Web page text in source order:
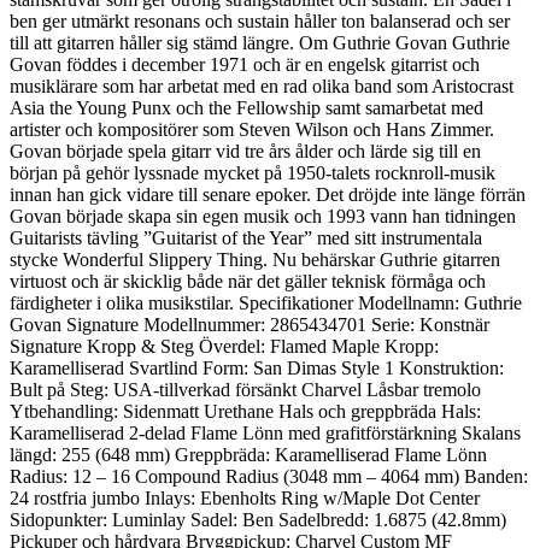
ben ger utmärkt resonans och sustain håller ton balanserad och ser
till att gitarren håller sig stämd längre. Om Guthrie Govan Guthrie
Govan föddes i december 1971 och är en engelsk gitarrist och
musiklärare som har arbetat med en rad olika band som Aristocrast
Asia the Young Punx och the Fellowship samt samarbetat med
artister och kompositörer som Steven Wilson och Hans Zimmer.
Govan började spela gitarr vid tre års ålder och lärde sig till en
början på gehör lyssnade mycket på 1950-talets rocknroll-musik
innan han gick vidare till senare epoker. Det dröjde inte länge förrän
Govan började skapa sin egen musik och 1993 vann han tidningen
Guitarists tävling ”Guitarist of the Year” med sitt instrumentala
stycke Wonderful Slippery Thing. Nu behärskar Guthrie gitarren
virtuost och är skicklig både när det gäller teknisk förmåga och
färdigheter i olika musikstilar. Specifikationer Modellnamn: Guthrie
Govan Signature Modellnummer: 2865434701 Serie: Konstnär
Signature Kropp & Steg Överdel: Flamed Maple Kropp:
Karamelliserad Svartlind Form: San Dimas Style 1 Konstruktion:
Bult på Steg: USA-tillverkad försänkt Charvel Låsbar tremolo
Ytbehandling: Sidenmatt Urethane Hals och greppbräda Hals:
Karamelliserad 2-delad Flame Lönn med grafitförstärkning Skalans
längd: 255 (648 mm) Greppbräda: Karamelliserad Flame Lönn
Radius: 12 – 16 Compound Radius (3048 mm – 4064 mm) Banden:
24 rostfria jumbo Inlays: Ebenholts Ring w/Maple Dot Center
Sidopunkter: Luminlay Sadel: Ben Sadelbredd: 1.6875 (42.8mm)
Pickuper och hårdvara Bryggpickup: Charvel Custom MF